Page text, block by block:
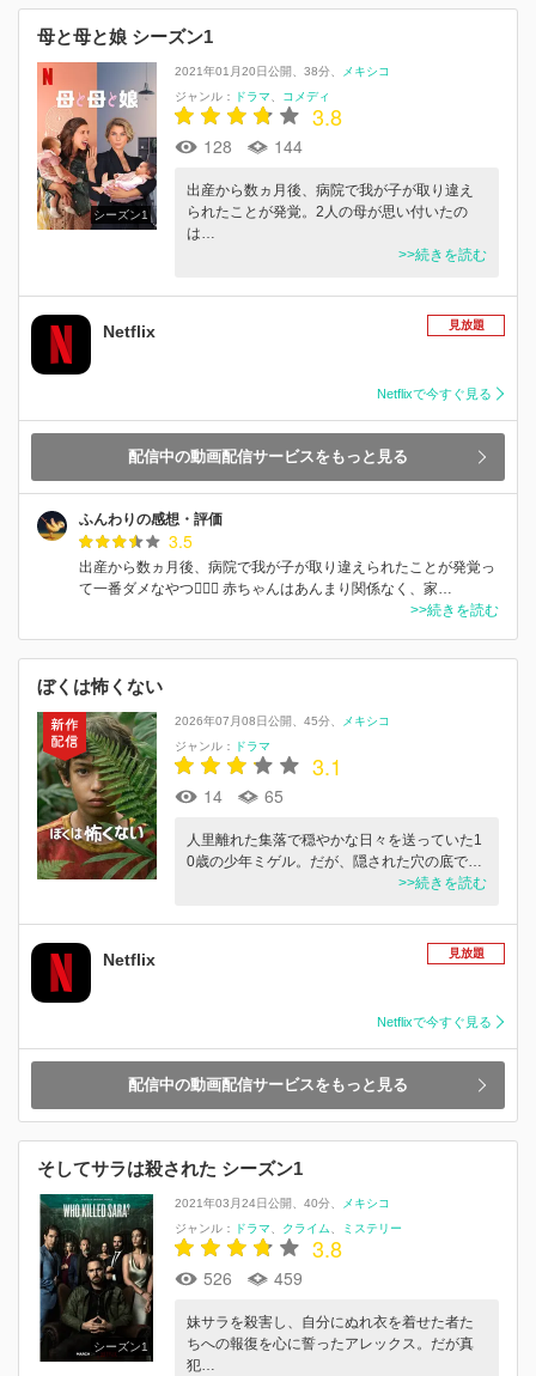
母と母と娘 シーズン1
シーズン1
2021年01月20日公開 38分
メキシコ
ジャンル：
ドラマ コメディ
3.8
128 144
出産から数ヵ月後、病院で我が子が取り違え
られたことが発覚。2人の母が思い付いたの
は…
>>続きを読む
Netflix 見放題
Netflixで今すぐ見る
配信中の動画配信サービスをもっと見る
ふんわりの感想・評価
3.5
出産から数ヵ月後、病院で我が子が取り違えられたことが発覚っ
て一番ダメなやつ🙅🏻‍♀️ 赤ちゃんはあんまり関係なく、家…
>>続きを読む
ぼくは怖くない
2026年07月08日公開 45分
メキシコ
ジャンル：
ドラマ
3.1
14 65
人里離れた集落で穏やかな日々を送っていた1
0歳の少年ミゲル。だが、隠された穴の底で…
>>続きを読む
Netflix 見放題
Netflixで今すぐ見る
配信中の動画配信サービスをもっと見る
そしてサラは殺された シーズン1
シーズン1
2021年03月24日公開 40分
メキシコ
ジャンル：
ドラマ クライム ミステリー
3.8
526 459
妹サラを殺害し、自分にぬれ衣を着せた者た
ちへの報復を心に誓ったアレックス。だが真
犯…